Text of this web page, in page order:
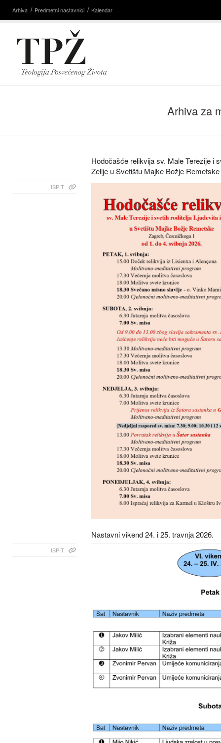
Arhiva Predmetni nastavnici Kalendar
Arhiva za
Hodočašće relikvija sv. Male Terezije i
Zelije u Svetištu Majke Božje Remetske
ISPIT
Nastavni vikend 24. i 25. travnja 2026.
ISPIT